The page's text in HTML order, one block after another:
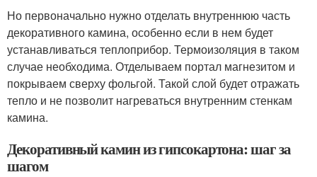
Но первоначально нужно отделать внутреннюю часть
декоративного камина, особенно если в нем будет
устанавливаться теплоприбор. Термоизоляция в таком
случае необходима. Отделываем портал магнезитом и
покрываем сверху фольгой. Такой слой будет отражать
тепло и не позволит нагреваться внутренним стенкам
камина.
Декоративный камин из гипсокартона: шаг за
шагом